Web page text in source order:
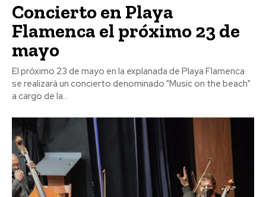
Concierto en Playa
Flamenca el próximo 23 de
mayo
El próximo 23 de mayo en la explanada de Playa Flamenca
se realizará un concierto denominado "Music on the beach"
a cargo de la...